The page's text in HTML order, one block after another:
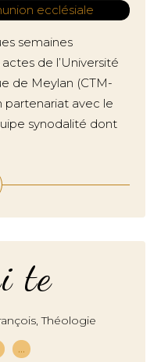
semaines
de l’Université
de Meylan (CTM-
partenariat avec le
synodalité dont
te
,Théologie
…